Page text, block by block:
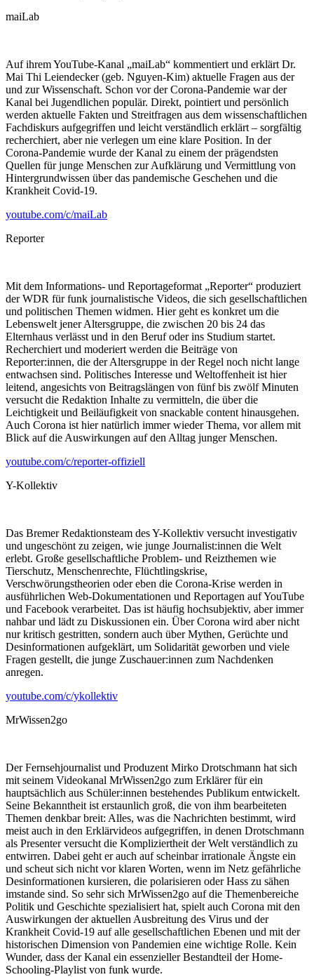
maiLab
Auf ihrem YouTube-Kanal „maiLab“ kommentiert und erklärt Dr.
Mai Thi Leiendecker (geb. Nguyen-Kim) aktuelle Fragen aus der
und zur Wissenschaft. Schon vor der Corona-Pandemie war der
Kanal bei Jugendlichen populär. Direkt, pointiert und persönlich
werden aktuelle Fakten und Streitfragen aus dem wissenschaftlichen
Fachdiskurs aufgegriffen und leicht verständlich erklärt – sorgfältig
recherchiert, aber nie verlegen um eine klare Position. In der
Corona-Pandemie wurde der Kanal zu einem der prägendsten
Quellen für junge Menschen zur Aufklärung und Vermittlung von
Hintergrundwissen über das pandemische Geschehen und die
Krankheit Covid-19.
youtube.com/c/maiLab
Reporter
Mit dem Informations- und Reportageformat „Reporter“ produziert
der WDR für funk journalistische Videos, die sich gesellschaftlichen
und politischen Themen widmen. Hier geht es konkret um die
Lebenswelt jener Altersgruppe, die zwischen 20 bis 24 das
Elternhaus verlässt und in den Beruf oder ins Studium startet.
Recherchiert und moderiert werden die Beiträge von
Reporter:innen, die der Altersgruppe in der Regel noch nicht lange
entwachsen sind. Politisches Interesse und Weltoffenheit ist hier
leitend, angesichts von Beitragslängen von fünf bis zwölf Minuten
versucht die Redaktion Inhalte zu vermitteln, die über die
Leichtigkeit und Beiläufigkeit von snackable content hinausgehen.
Auch Corona ist hier natürlich immer wieder Thema, vor allem mit
Blick auf die Auswirkungen auf den Alltag junger Menschen.
youtube.com/c/reporter-offiziell
Y-Kollektiv
Das Bremer Redaktionsteam des Y-Kollektiv versucht investigativ
und ungeschönt zu zeigen, wie junge Journalist:innen die Welt
erlebt. Große gesellschaftliche Problem- und Reizthemen wie
Tierschutz, Menschenrechte, Flüchtlingskrise,
Verschwörungstheorien oder eben die Corona-Krise werden in
ausführlichen Web-Dokumentationen und Reportagen auf YouTube
und Facebook verarbeitet. Das ist häufig hochsubjektiv, aber immer
nahbar und lädt zu Diskussionen ein. Über Corona wird aber nicht
nur kritisch gestritten, sondern auch über Mythen, Gerüchte und
Desinformationen aufgeklärt, um Solidarität geworben und viele
Fragen gestellt, die junge Zuschauer:innen zum Nachdenken
anregen.
youtube.com/c/ykollektiv
MrWissen2go
Der Fernsehjournalist und Produzent Mirko Drotschmann hat sich
mit seinem Videokanal MrWissen2go zum Erklärer für ein
hauptsächlich aus Schüler:innen bestehendes Publikum entwickelt.
Seine Bekanntheit ist erstaunlich groß, die von ihm bearbeiteten
Themen denkbar breit: Alles, was die Nachrichten bestimmt, wird
meist auch in den Erklärvideos aufgegriffen, in denen Drotschmann
als Presenter versucht die Kompliziertheit der Welt verständlich zu
entwirren. Dabei geht er auch auf scheinbar irrationale Ängste ein
und scheut sich nicht vor klaren Worten, wenn im Netz gefährliche
Desinformationen kursieren, die polarisieren oder Hass zu sähen
imstande sind. So sehr sich MrWissen2go auf die Themenbereiche
Politik und Geschichte spezialisiert hat, spielt auch Corona mit den
Auswirkungen der aktuellen Ausbreitung des Virus und der
Krankheit Covid-19 auf alle gesellschaftlichen Ebenen und mit der
historischen Dimension von Pandemien eine wichtige Rolle. Kein
Wunder, dass der Kanal ein essenzieller Bestandteil der Home-
Schooling-Playlist von funk wurde.